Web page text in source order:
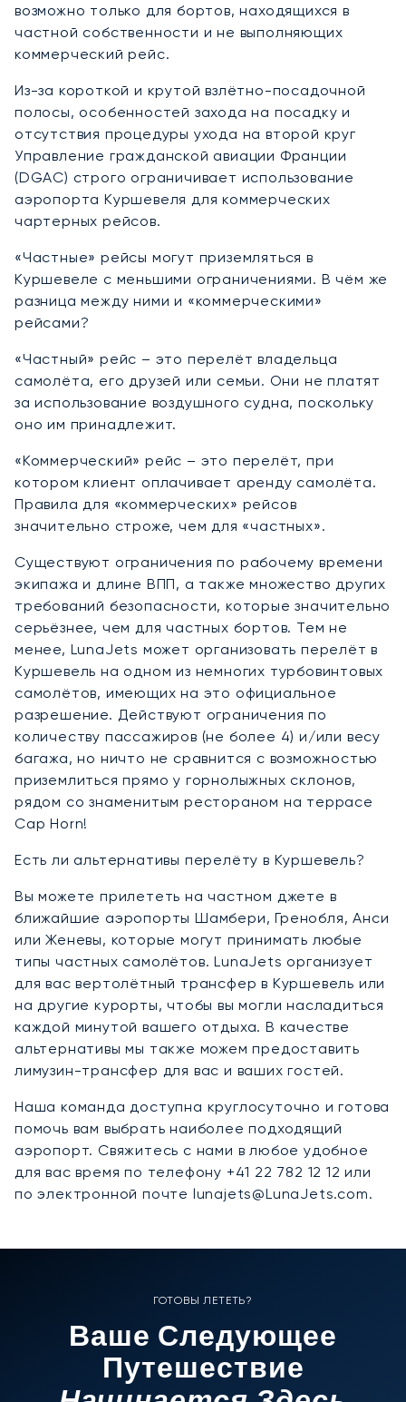
возможно только для бортов, находящихся в
частной собственности и не выполняющих
коммерческий рейс.
Из-за короткой и крутой взлётно-посадочной
полосы, особенностей захода на посадку и
отсутствия процедуры ухода на второй круг
Управление гражданской авиации Франции
(DGAC) строго ограничивает использование
аэропорта Куршевеля для коммерческих
чартерных рейсов.
«Частные» рейсы могут приземляться в
Куршевеле с меньшими ограничениями. В чём же
разница между ними и «коммерческими»
рейсами?
«Частный» рейс – это перелёт владельца
самолёта, его друзей или семьи. Они не платят
за использование воздушного судна, поскольку
оно им принадлежит.
«Коммерческий» рейс – это перелёт, при
котором клиент оплачивает аренду самолёта.
Правила для «коммерческих» рейсов
значительно строже, чем для «частных».
Существуют ограничения по рабочему времени
экипажа и длине ВПП, а также множество других
требований безопасности, которые значительно
серьёзнее, чем для частных бортов. Тем не
менее, LunaJets может организовать перелёт в
Куршевель на одном из немногих турбовинтовых
самолётов, имеющих на это официальное
разрешение. Действуют ограничения по
количеству пассажиров (не более 4) и/или весу
багажа, но ничто не сравнится с возможностью
приземлиться прямо у горнолыжных склонов,
рядом со знаменитым рестораном на террасе
Cap Horn!
Есть ли альтернативы перелёту в Куршевель?
Вы можете прилететь на частном джете в
ближайшие аэропорты Шамбери, Гренобля, Анси
или Женевы, которые могут принимать любые
типы частных самолётов. LunaJets организует
для вас вертолётный трансфер в Куршевель или
на другие курорты, чтобы вы могли насладиться
каждой минутой вашего отдыха. В качестве
альтернативы мы также можем предоставить
лимузин-трансфер для вас и ваших гостей.
Наша команда доступна круглосуточно и готова
помочь вам выбрать наиболее подходящий
аэропорт. Свяжитесь с нами в любое удобное
для вас время по телефону +41 22 782 12 12 или
по электронной почте lunajets@LunaJets.com.
ГОТОВЫ ЛЕТЕТЬ?
Ваше Следующее
Путешествие